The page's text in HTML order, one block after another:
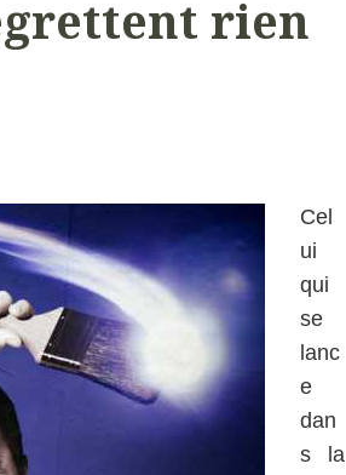
rien
Cel
ui
qui
se
lanc
e
dan
s la